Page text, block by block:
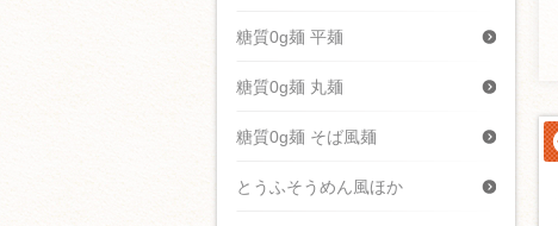
糖質0g麺 平麺
糖質0g麺 丸麺
糖質0g麺 そば風麺
とうふそうめん風ほか